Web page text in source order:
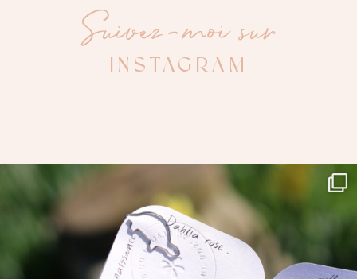
Suivez-moi sur
INSTAGRAM